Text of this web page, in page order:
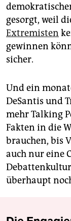
gesorgt, weil
Extremisten
gewinnen
sicher.
Und ein
DeSantis und
mehr Talking
Fakten in die
brauchen, bis
auch nur eine
überhaupt